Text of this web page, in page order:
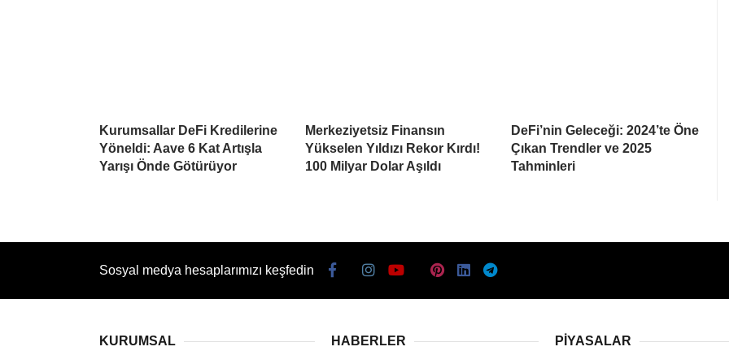
Kurumsallar DeFi Kredilerine
Yöneldi: Aave 6 Kat Artışla
Yarışı Önde Götürüyor
Merkeziyetsiz Finansın
Yükselen Yıldızı Rekor Kırdı!
100 Milyar Dolar Aşıldı
DeFi’nin Geleceği: 2024’te Öne
Çıkan Trendler ve 2025
Tahminleri
Sosyal medya hesaplarımızı keşfedin
KURUMSAL HABERLER PIYASALAR